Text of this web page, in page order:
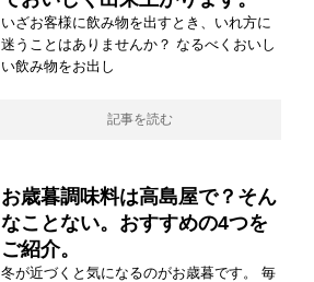
いざお客様に飲み物を出すとき、いれ方に
迷うことはありませんか？ なるべくおいし
い飲み物をお出し
記事を読む
お歳暮調味料は高島屋で？そん
なことない。おすすめの4つを
ご紹介。
冬が近づくと気になるのがお歳暮です。 毎